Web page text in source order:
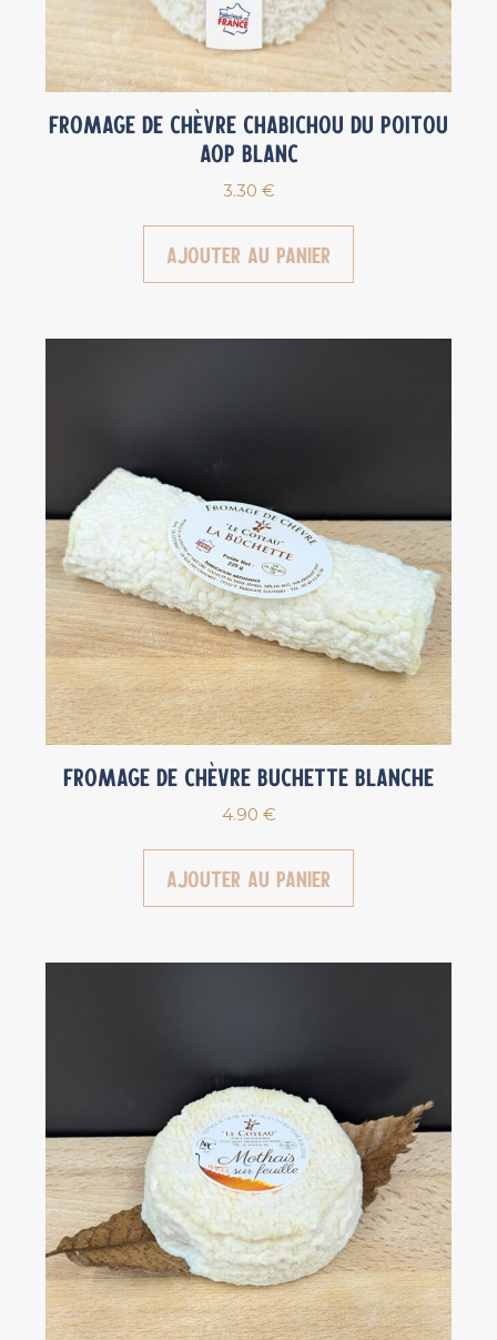
Fromage de chèvre Chabichou du Poitou
AOP blanc
3.30 €
Ajouter au panier
Fromage de chèvre Buchette blanche
4.90 €
Ajouter au panier